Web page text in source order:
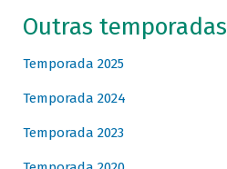
Outras temporadas
Temporada 2025
Temporada 2024
Temporada 2023